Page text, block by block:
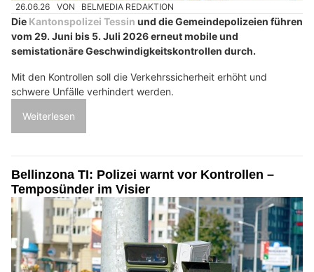
26.06.26 VON BELMEDIA REDAKTION
Die Kantonspolizei Tessin und die Gemeindepolizeien führen
vom 29. Juni bis 5. Juli 2026 erneut mobile und
semistationäre Geschwindigkeitskontrollen durch.
Mit den Kontrollen soll die Verkehrssicherheit erhöht und
schwere Unfälle verhindert werden.
Weiterlesen
Bellinzona TI: Polizei warnt vor Kontrollen –
Temposünder im Visier